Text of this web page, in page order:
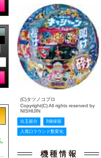
(C)タツノコプロ
Copyright(C) All rights reserved by
NISHIJIN
出玉振分 8個保留
入賞口ラウンド数変化